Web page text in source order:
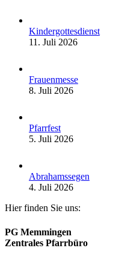
Kindergottesdienst
11. Juli 2026
Frauenmesse
8. Juli 2026
Pfarrfest
5. Juli 2026
Abrahamssegen
4. Juli 2026
Hier finden Sie uns:
PG Memmingen
Zentrales Pfarrbüro